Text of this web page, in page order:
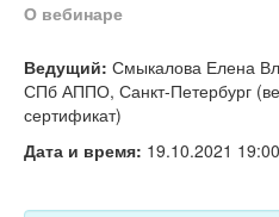
Тесты
О вебинаре
Ведущий: Смыкалова Елена
СПб АППО, Санкт-Петербург
сертификат)
Дата и время: 19.10.2021